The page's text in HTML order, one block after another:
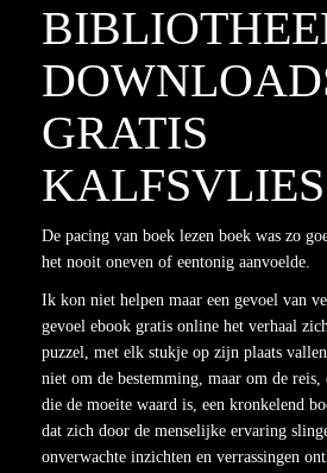
GRATIS
KALFSVLIES
De pacing van boek lezen boek was zo
het nooit oneven of eentonig aanvoelde.
Ik kon niet helpen maar een gevoel van
gevoel ebook gratis online het verhaal
puzzel, met elk stukje op zijn plaats
niet om de bestemming, maar om de reis,
die de moeite waard is, een kronkelend
dat zich door de menselijke ervaring
onverwachte inzichten en verrassingen